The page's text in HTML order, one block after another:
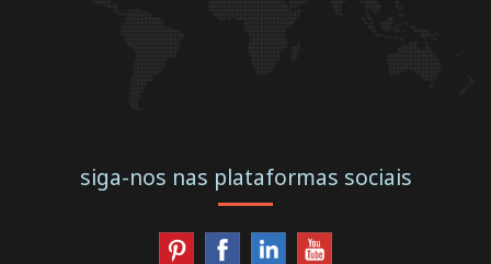
siga-nos nas plataformas sociais